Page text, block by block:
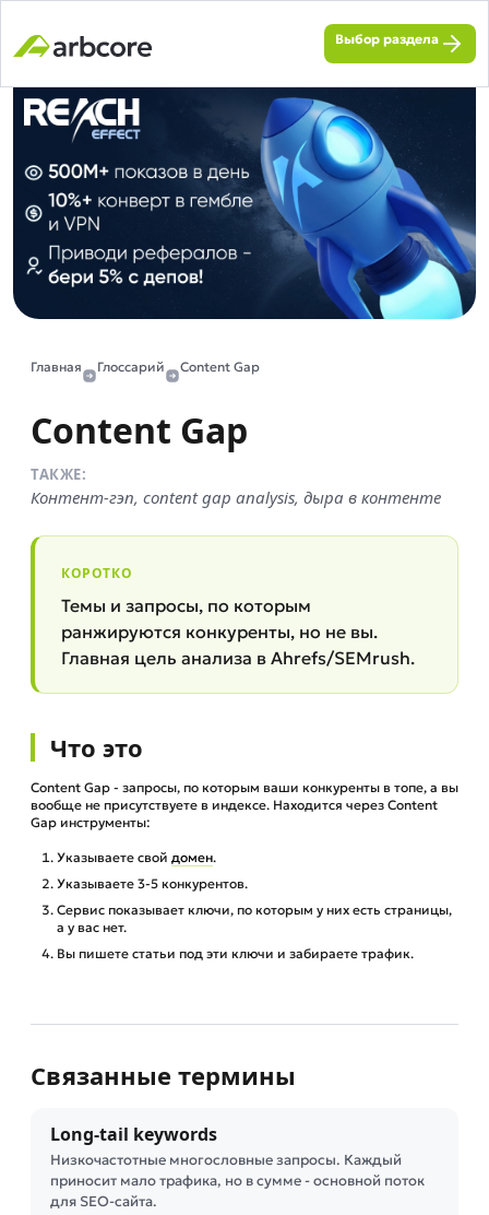
Выбор раздела
Главная Глоссарий Content Gap
Content Gap
ТАКЖЕ:
Контент-гэп, content gap analysis, дыра в контенте
КОРОТКО
Темы и запросы, по которым
ранжируются конкуренты, но не вы.
Главная цель анализа в Ahrefs/SEMrush.
Что это
Content Gap - запросы, по которым ваши конкуренты в топе, а вы
вообще не присутствуете в индексе. Находится через Content
Gap инструменты:
Указываете свой домен.
Указываете 3-5 конкурентов.
Сервис показывает ключи, по которым у них есть страницы,
а у вас нет.
Вы пишете статьи под эти ключи и забираете трафик.
Связанные термины
Long-tail keywords
Низкочастотные многословные запросы. Каждый
приносит мало трафика, но в сумме - основной поток
для SEO-сайта.